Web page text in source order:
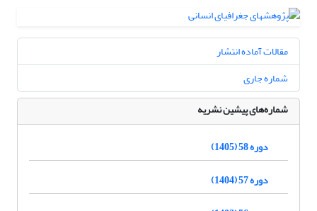
مقالات آماده انتشار
شماره جاری
شماره‌های پیشین نشریه
دوره 58 (1405)
دوره 57 (1404)